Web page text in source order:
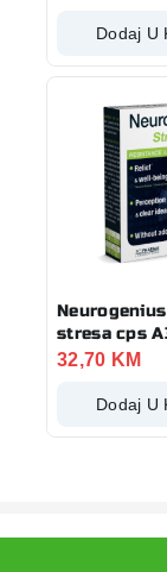
Dodaj U
stresa cps
32,70 KM
Dodaj U